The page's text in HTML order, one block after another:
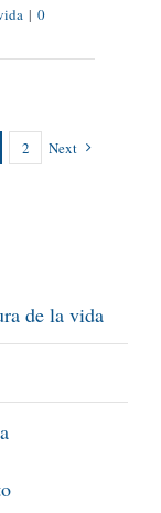
| 0
2 Next
de la vida